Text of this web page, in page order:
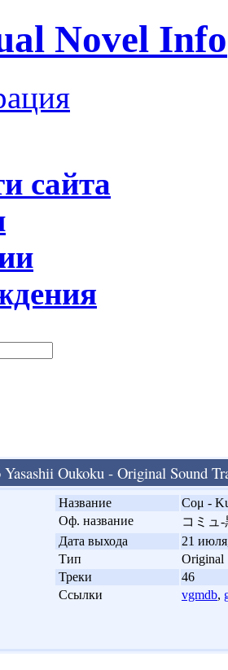
Novel Info
сайта
Oukoku - Original Sound
Название
Coμ -
Оф. название
コミュ
Дата выхода
21
Тип
Original
Треки
46
Ссылки vgmdb,